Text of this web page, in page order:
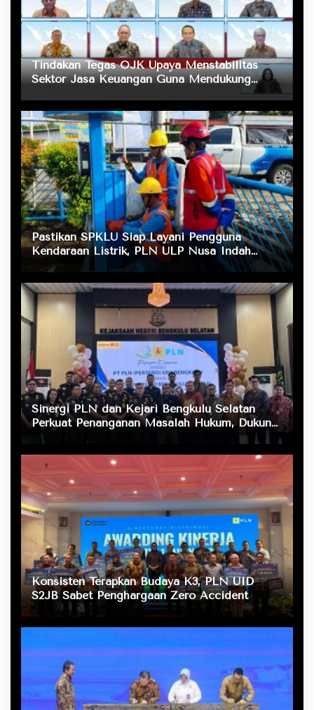
Tindakan Tegas OJK Upaya Menstabilitas
Sektor Jasa Keuangan Guna Mendukung
Pastikan SPKLU Siap Layani Pengguna
Kendaraan Listrik, PLN ULP Nusa Indah
Lakukan Pengecekan Fasilitas Pengisian Daya
Sinergi PLN dan Kejari Bengkulu Selatan
Perkuat Penanganan Masalah Hukum, Dukung
Layanan Listrik bagi Masyarakat
Konsisten Terapkan Budaya K3, PLN UID
S2JB Sabet Penghargaan Zero Accident